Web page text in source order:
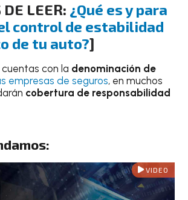
DE LEER: ¿Qué es y para
control de estabilidad
de tu auto?]
cuentas con la denominación de
empresas de seguros, en muchos
cobertura de responsabilidad
VIDEO